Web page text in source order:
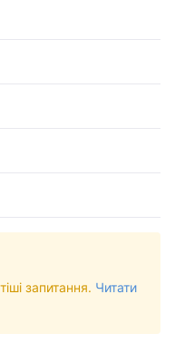
запитання. Читати